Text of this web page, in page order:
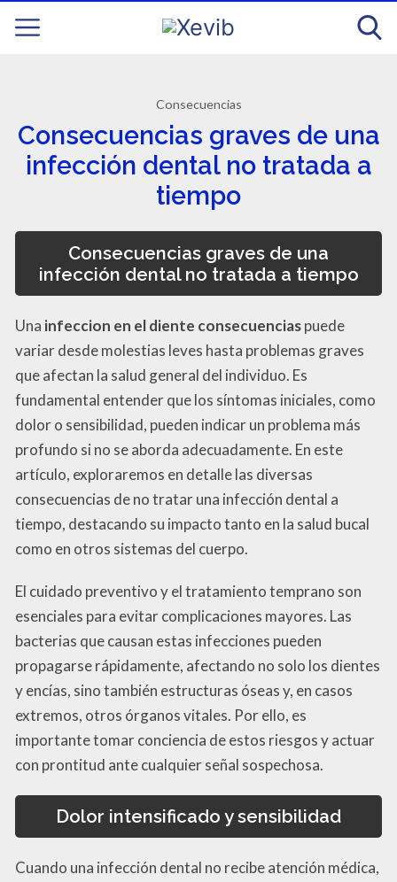
Consecuencias
Consecuencias graves de una
infección dental no tratada a
tiempo
Consecuencias graves de una
infección dental no tratada a tiempo
Una infeccion en el diente consecuenciaspuede
variar desde molestias leves hasta problemas graves
que afectan la salud general del individuo. Es
fundamental entender que los síntomas iniciales, como
dolor o sensibilidad, pueden indicar un problema más
profundo si no se aborda adecuadamente. En este
artículo, exploraremos en detalle las diversas
consecuencias de no tratar una infección dental a
tiempo, destacando su impacto tanto en la salud bucal
como en otros sistemas del cuerpo.
El cuidado preventivo y el tratamiento temprano son
esenciales para evitar complicaciones mayores. Las
bacterias que causan estas infecciones pueden
propagarse rápidamente, afectando no solo los dientes
y encías, sino también estructuras óseas y, en casos
extremos, otros órganos vitales. Por ello, es
importante tomar conciencia de estos riesgos y actuar
con prontitud ante cualquier señal sospechosa.
Dolor intensificado y sensibilidad
Cuando una infección dental no recibe atención médica,